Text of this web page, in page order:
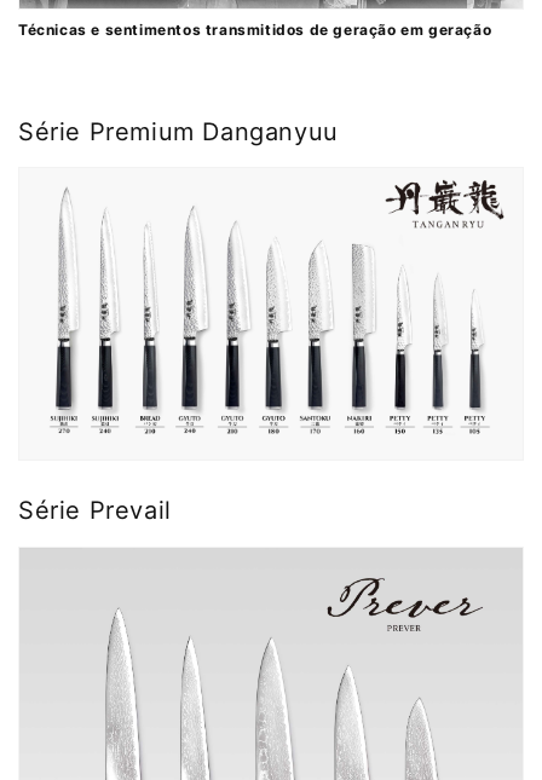
Técnicas e sentimentos transmitidos de geração em geração
Série Premium Danganyuu
Série Prevail